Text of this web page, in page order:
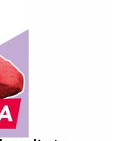
Movimiento
que lucha por
el exilioAquí
Sara Lovera.